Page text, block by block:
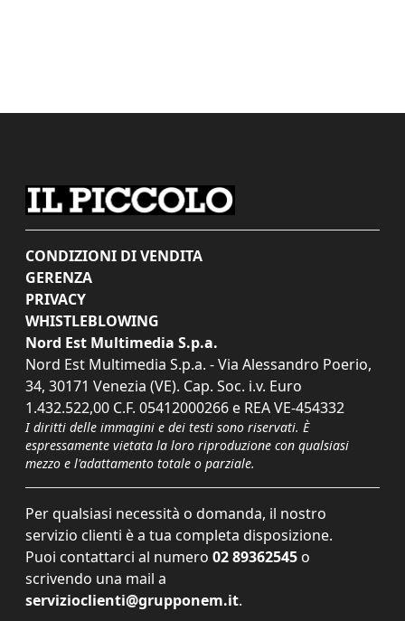
CONDIZIONI DI VENDITA
GERENZA
PRIVACY
WHISTLEBLOWING
Nord Est Multimedia S.p.a.
Nord Est Multimedia S.p.a. - Via Alessandro Poerio,
34, 30171 Venezia (VE). Cap. Soc. i.v. Euro
1.432.522,00 C.F. 05412000266 e REA VE-454332
I diritti delle immagini e dei testi sono riservati. È
espressamente vietata la loro riproduzione con qualsiasi
mezzo e l'adattamento totale o parziale.
Per qualsiasi necessità o domanda, il nostro
servizio clienti è a tua completa disposizione.
Puoi contattarci al numero 02 89362545 o
scrivendo una mail a
servizioclienti@grupponem.it.